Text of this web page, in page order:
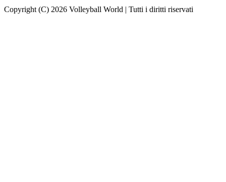
Copyright (C) 2026 Volleyball World | Tutti i diritti riservati